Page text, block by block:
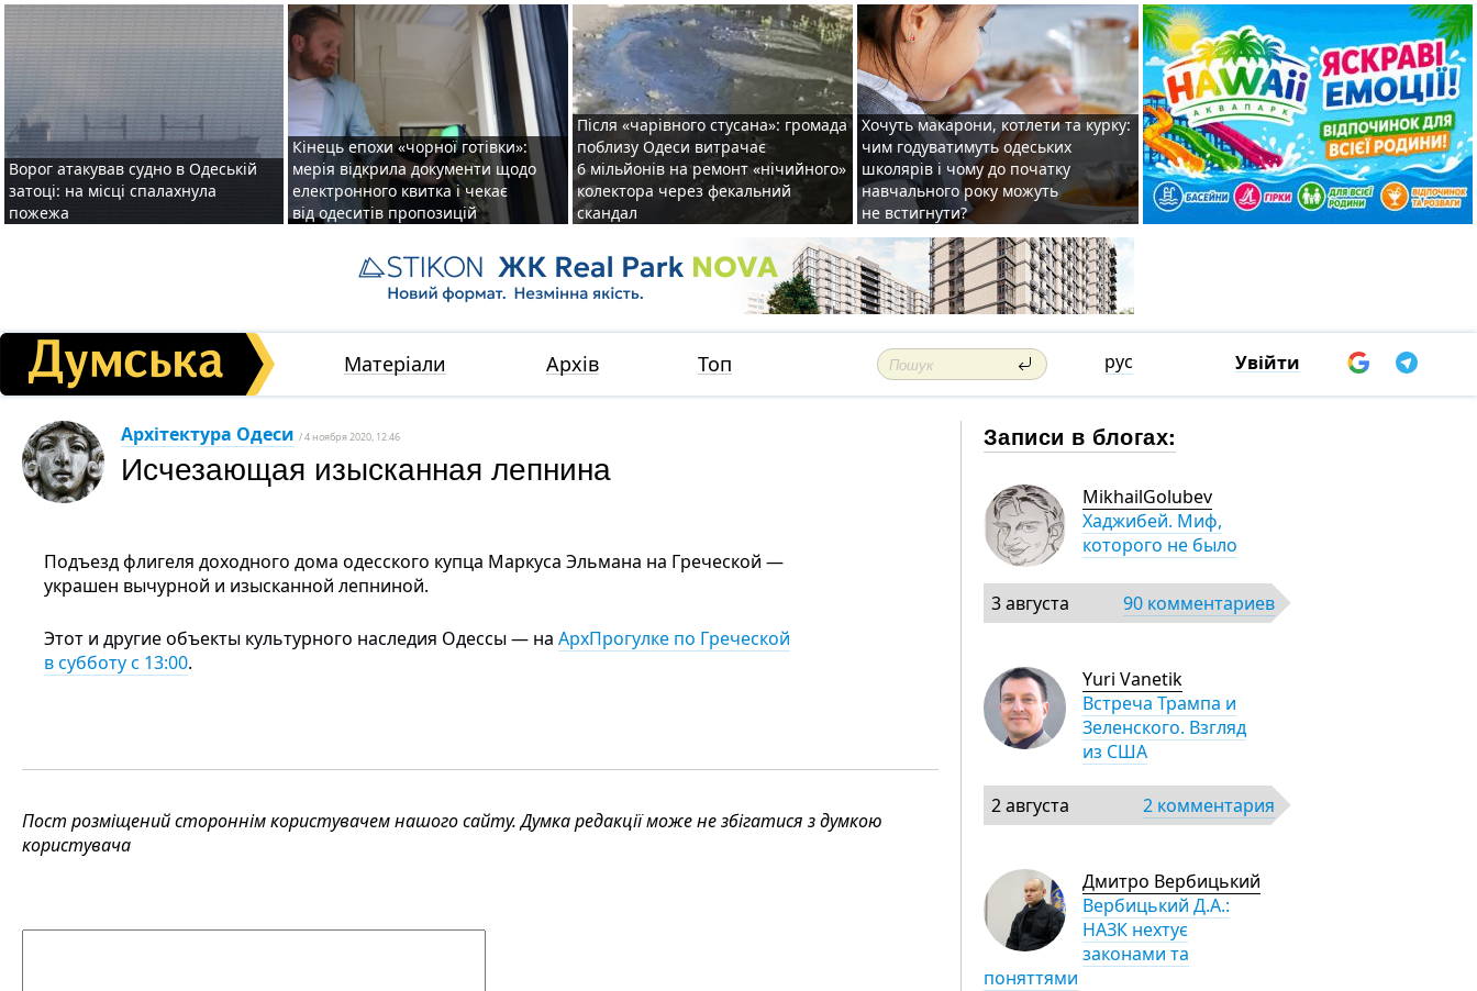
Ворог атакував судно в Одеській
затоці: на місці спалахнула
пожежа
Кінець епохи «чорної готівки»:
мерія відкрила документи щодо
електронного квитка і чекає
від одеситів пропозицій
Після «чарівного стусана»: громада
поблизу Одеси витрачає
6 мільйонів на ремонт «нічийного»
колектора через фекальний
скандал
Хочуть макарони, котлети та курку:
чим годуватимуть одеських
школярів і чому до початку
навчального року можуть
не встигнути?
Матеріали Архів Топ рус Увійти
Архітектура Одеси / 4 ноября 2020, 12:46
Исчезающая изысканная лепнина
Подъезд флигеля доходного дома одесского купца Маркуса Эльмана на Греческой —
украшен вычурной и изысканной лепниной.
Этот и другие объекты культурного наследия Одессы — на АрхПрогулке по Греческой
в субботу с 13:00.
Пост розміщений стороннім користувачем нашого сайту. Думка редакції може не збігатися з думкою
користувача
Записи в блогах:
MikhailGolubev
Хаджибей. Миф,
которого не было
3 августа 90 комментариев
Yuri Vanetik
Встреча Трампа и
Зеленского. Взгляд
из США
2 августа 2 комментария
Дмитро Вербицький
Вербицький Д.А.:
НАЗК нехтує
законами та
поняттями